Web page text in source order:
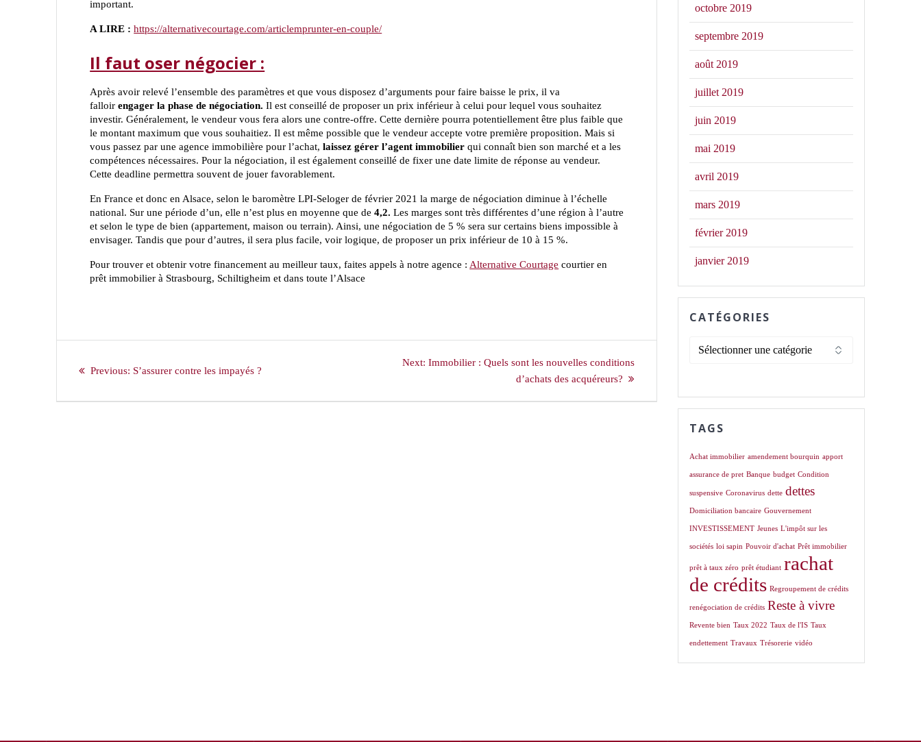
important.
A LIRE :https://alternativecourtage.com/articlemprunter-en-couple/
Il faut oser négocier :
Après avoir relevé l’ensemble des paramètres et que vous disposez d’arguments pour faire baisse le prix, il va
falloirengager la phase de négociation. Il est conseillé de proposer un prix inférieur à celui pour lequel vous souhaitez
investir. Généralement, le vendeur vous fera alors une contre-offre. Cette dernière pourra potentiellement être plus faible que
le montant maximum que vous souhaitiez. Il est même possible que le vendeur accepte votre première proposition. Mais si
vous passez par une agence immobilière pour l’achat,laissez gérer l’agent immobilier qui connaît bien son marché et a les
compétences nécessaires. Pour la négociation, il est également conseillé de fixer une date limite de réponse au vendeur.
Cette deadline permettra souvent de jouer favorablement.
En France et donc en Alsace, selon le baromètre LPI-Seloger de février 2021 la marge de négociation diminue à l’échelle
national. Sur une période d’un, elle n’est plus en moyenne que de4,2.Les marges sont très différentes d’une région à l’autre
et selon le type de bien (appartement, maison ou terrain). Ainsi, une négociation de 5 % sera sur certains biens impossible à
envisager. Tandis que pour d’autres, il sera plus facile, voir logique, de proposer un prix inférieur de 10 à 15 %.
Pour trouver et obtenir votre financement au meilleur taux, faites appels à notre agence :Alternative Courtage courtier en
prêt immobilier à Strasbourg, Schiltigheim et dans toute l’Alsace
Previous: Previous
S’assurer contre les impayés ?
Next: Next
Immobilier : Quels sont les nouvelles conditions
d’achats des acquéreurs?
octobre 2019
septembre 2019
août 2019
juillet 2019
juin 2019
mai 2019
avril 2019
mars 2019
février 2019
janvier 2019
CATÉGORIES
Catégories
TAGS
Achat immobilier amendement bourquin apport
assurance de pret Banque budget Condition
suspensive Coronavirus dette dettes
Domiciliation bancaire Gouvernement
INVESTISSEMENT Jeunes L'impôt sur les
sociétés loi sapin Pouvoir d'achat Prêt immobilier
prêt à taux zéro prêt étudiant rachat
de crédits Regroupement de crédits
renégociation de crédits Reste à vivre
Revente bien Taux 2022 Taux de l'IS Taux
endettement Travaux Trésorerie vidéo